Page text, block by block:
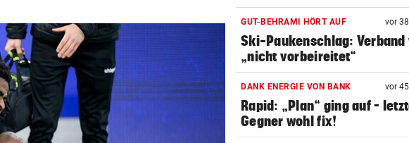
GUT-BEHRAMI HÖRT AUF vor
Ski-Paukenschlag: Verband
„nicht vorbeireitet“
DANK ENERGIE VON BANK vor
Rapid: „Plan“ ging auf –
Gegner wohl fix!